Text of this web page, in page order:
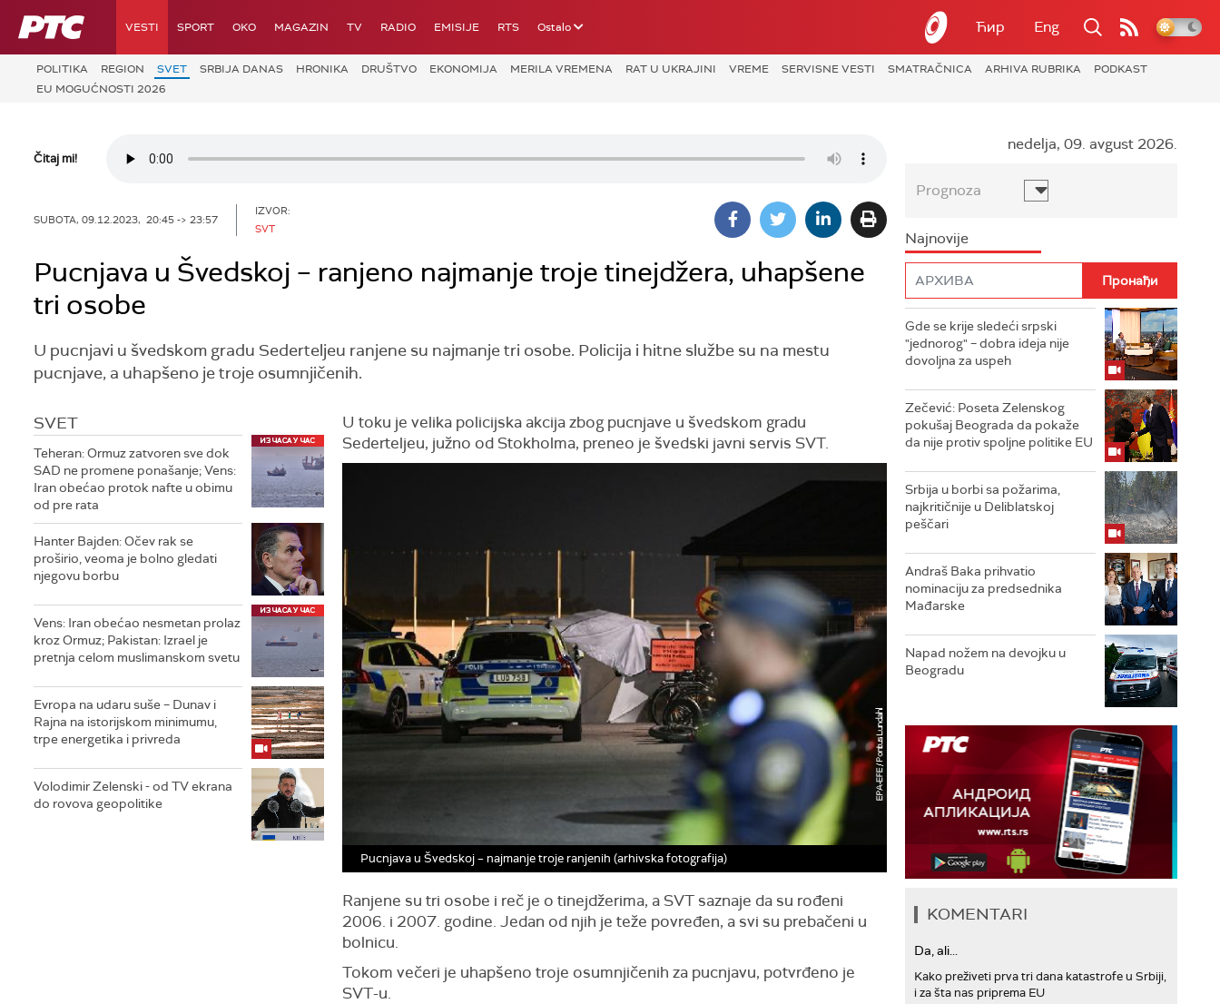
RTS VESTI SPORT OKO MAGAZIN TV RADIO EMISIJE RTS Ostalo Ћир Eng
POLITIKA REGION SVET SRBIJA DANAS HRONIKA DRUŠTVO EKONOMIJA MERILA VREMENA RAT U UKRAJINI VREME SERVISNE VESTI SMATRAČNICA ARHIVA RUBRIKA
PODKAST
EU MOGUĆNOSTI 2026
Čitaj mi!
SUBOTA, 09.12.2023, 20:45 -> 23:57
IZVOR:
SVT
Pucnjava u Švedskoj – ranjeno najmanje troje tinejdžera, uhapšene
tri osobe
U pucnjavi u švedskom gradu Sederteljeu ranjene su najmanje tri osobe. Policija i hitne službe su na mestu
pucnjave, a uhapšeno je troje osumnjičenih.
SVET
Teheran: Ormuz zatvoren sve dok
SAD ne promene ponašanje; Vens:
Iran obećao protok nafte u obimu
od pre rata
Hanter Bajden: Očev rak se
proširio, veoma je bolno gledati
njegovu borbu
Vens: Iran obećao nesmetan prolaz
kroz Ormuz; Pakistan: Izrael je
pretnja celom muslimanskom svetu
Evropa na udaru suše – Dunav i
Rajna na istorijskom minimumu,
trpe energetika i privreda
Volodimir Zelenski - od TV ekrana
do rovova geopolitike
U toku je velika policijska akcija zbog pucnjave u švedskom gradu
Sederteljeu, južno od Stokholma, preneo je švedski javni servis SVT.
Pucnjava u Švedskoj – najmanje troje ranjenih (arhivska fotografija)
Ranjene su tri osobe i reč je o tinejdžerima, a SVT saznaje da su rođeni
2006. i 2007. godine. Jedan od njih je teže povređen, a svi su prebačeni u
bolnicu.
Tokom večeri je uhapšeno troje osumnjičenih za pucnjavu, potvrđeno je
SVT-u.
nedelja, 09. avgust 2026.
Prognoza
Najnovije
Gde se krije sledeći srpski
"jednorog" – dobra ideja nije
dovoljna za uspeh
Zečević: Poseta Zelenskog
pokušaj Beograda da pokaže
da nije protiv spoljne politike EU
Srbija u borbi sa požarima,
najkritičnije u Deliblatskoj
peščari
Andraš Baka prihvatio
nominaciju za predsednika
Mađarske
Napad nožem na devojku u
Beogradu
KOMENTARI
Da, ali...
Kako preživeti prva tri dana katastrofe u Srbiji,
i za šta nas priprema EU